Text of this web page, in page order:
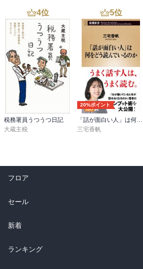
4位
税務署員うつうつ日記
大蔵主税
5位
20%ポイント
三宅香帆
フロア
総合
ラノベ
雑誌・グラビア
セール
総合
ラノベ
新着
総合
ランキング